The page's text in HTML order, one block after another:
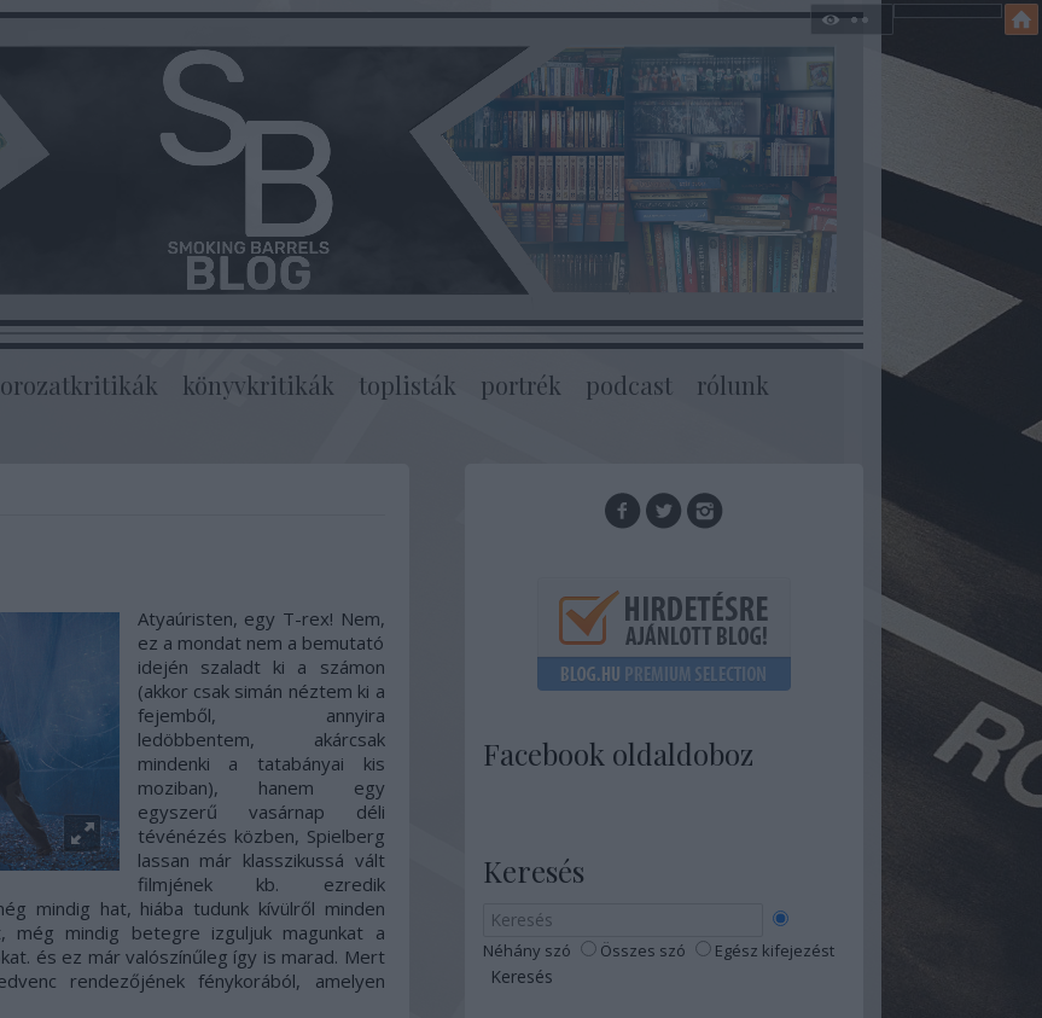
könyvkritikák toplisták portrék podcast rólunk
Atyaúristen, egy T-rex! Nem,
ez a mondat nem a bemutató
idején szaladt ki a számon
(akkor csak simán néztem ki a
fejemből, annyira
ledöbbentem, akárcsak
mindenki a tatabányai kis
moziban), hanem egy
egyszerű vasárnap déli
tévénézés közben, Spielberg
lassan már klasszikussá vált
filmjének kb. ezredik
mindig hat, hiába tudunk kívülről minden
még mindig betegre izguljuk magunkat a
és ez már valószínűleg így is marad. Mert
rendezőjének fénykorából, amelyen
Facebook oldaldoboz
Keresés
Néhány szó Összes szó Egész kifejezést